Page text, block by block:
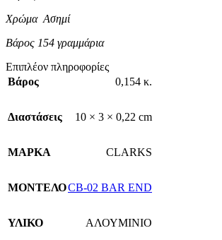
Χρώμα Ασημί
Βάρος 154 γραμμάρια
Επιπλέον πληροφορίες
Βάρος
0,154 κ.
Διαστάσεις 10 × 3 × 0,22 cm
ΜΑΡΚΑ CLARKS
ΜΟΝΤΕΛΟCB-02 BAR END
ΥΛΙΚΟ ΑΛΟΥΜΙΝΙΟ